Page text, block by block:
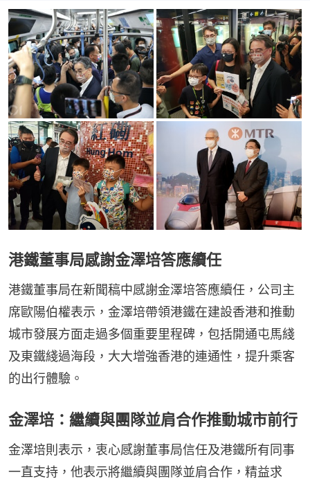
港鐵董事局感謝金澤培答應續任
港鐵董事局在新聞稿中感謝金澤培答應續任，公司主
席歐陽伯權表示，金澤培帶領港鐵在建設香港和推動
城市發展方面走過多個重要里程碑，包括開通屯馬綫
及東鐵綫過海段，大大增強香港的連通性，提升乘客
的出行體驗。
金澤培：繼續與團隊並肩合作推動城市前行
金澤培則表示，衷心感謝董事局信任及港鐵所有同事
一直支持，他表示將繼續與團隊並肩合作，精益求